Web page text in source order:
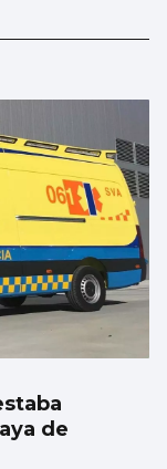
de los
límites"
de